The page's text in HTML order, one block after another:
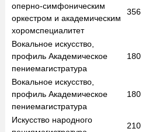
оперно-симфоническим
оркестром и академическим
хоромспециалитет
356
Вокальное искусство,
профиль Академическое
пениемагистратура
180
Вокальное искусство,
профиль Академическое
пениемагистратура
180
Искусство народного
210